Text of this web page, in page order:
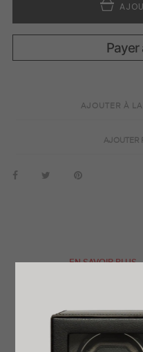
AJOUTER À
AJOUTER
EN SAVOIR PLUS
LIVRAISON EXPRESS
RETOUR